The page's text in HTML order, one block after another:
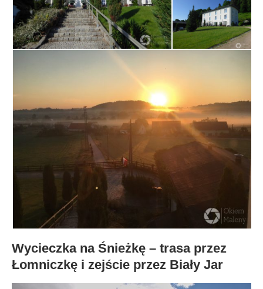
Wycieczka na Śnieżkę – trasa przez
Łomniczkę i zejście przez Biały Jar